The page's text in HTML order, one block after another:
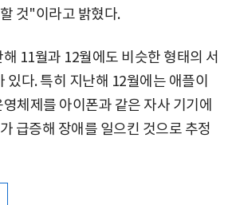
것"이라고 밝혔다.
11월과 12월에도 비슷한 형태의 서
있다. 특히 지난해 12월에는 애플이
체제를 아이폰과 같은 자사 기기에
급증해 장애를 일으킨 것으로 추정